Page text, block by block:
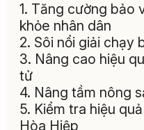
1. Tăng cường bảo
khỏe nhân dân
2. Sôi nổi giải chạy
3. Nâng cao hiệu
tử
4. Nâng tầm nông
5. Kiểm tra hiệu
Hòa Hiệp